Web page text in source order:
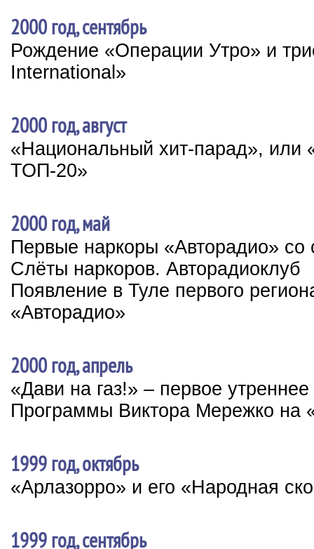
2000 год, сентябрь
Рождение «Операции Утро» и
International»
2000 год, август
«Национальный хит-парад», или
ТОП-20»
2000 год, май
Первые наркоры «Авторадио»
Слёты наркоров. Авторадиоклуб
Появление в Туле первого
«Авторадио»
2000 год, апрель
«Дави на газ!» – первое
Программы Виктора Мережко на
1999 год, октябрь
«Арлазорро» и его «Народная
1999 год, сентябрь